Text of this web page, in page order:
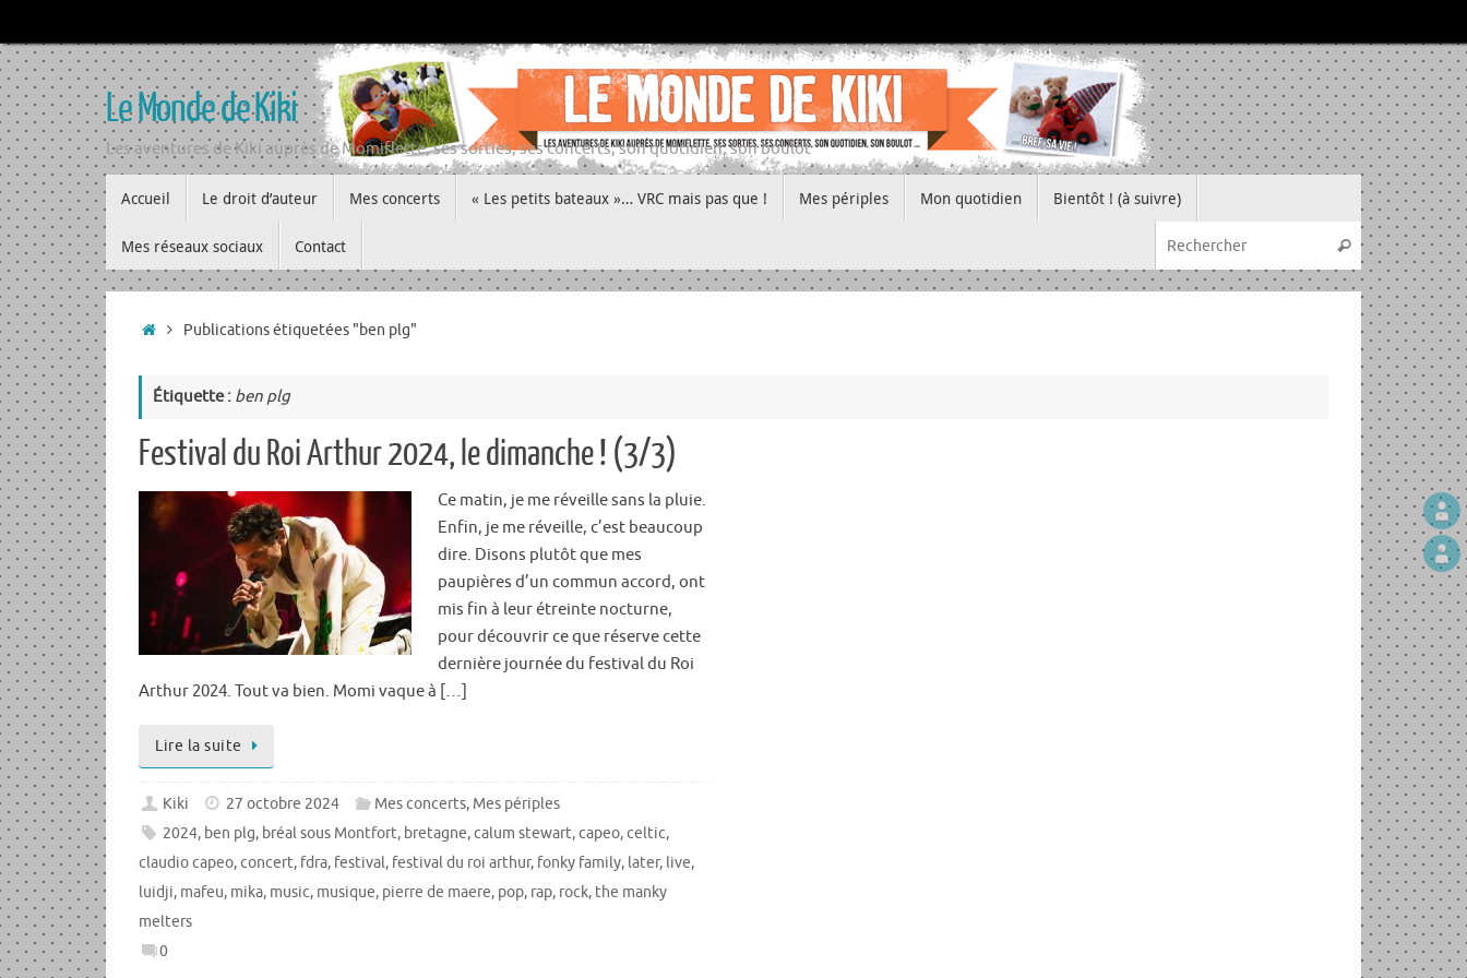
au
contenu
Le Monde de Kiki
Les aventures de Kiki auprès de Momiflette, ses sorties, ses concerts, son quotidien, son boulot
au
contenu
Accueil Le droit d’auteur Mes concerts « Les petits bateaux »… VRC mais pas que ! Mes périples Mon quotidien Bientôt ! (à suivre)
Mes réseaux sociaux Contact
Recherche
Rechercher
Accueil
Publications étiquetées "ben plg"
Étiquette : ben plg
Festival du Roi Arthur 2024, le dimanche ! (3/3)
Ce matin, je me réveille sans la pluie.
Enfin, je me réveille, c’est beaucoup
dire. Disons plutôt que mes
paupières d’un commun accord, ont
mis fin à leur étreinte nocturne,
pour découvrir ce que réserve cette
dernière journée du festival du Roi
Arthur 2024. Tout va bien. Momi vaque à […]
Lire la suite
Kiki 27 octobre 2024 Mes concerts, Mes périples
2024, ben plg, bréal sous Montfort, bretagne,calum stewart,capeo,celtic,
claudio capeo,concert, fdra, festival, festival du roi arthur, fonky family, later, live,
luidji, mafeu, mika, music, musique, pierre de maere, pop, rap, rock, the manky
melters
0